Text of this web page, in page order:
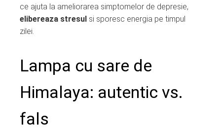
ce ajuta la ameliorarea simptomelor de depresie,
elibereaza stresul si sporesc energia pe timpul
zilei.
Lampa cu sare de
Himalaya: autentic vs.
fals